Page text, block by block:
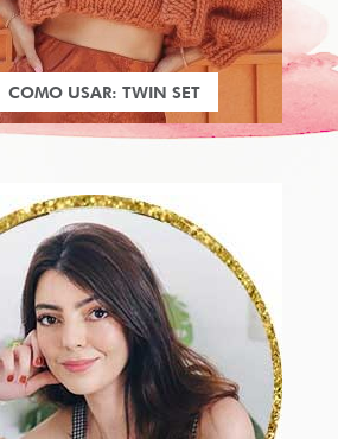
COMO USAR: TWIN SET